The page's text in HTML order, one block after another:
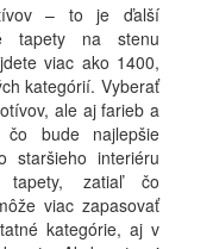
– to je ďalší
tapety na stenu
viac ako 1400,
kategórií. Vyberať
ale aj farieb a
bude najlepšie
staršieho interiéru
tapety, zatiaľ čo
viac zapasovať
kategórie, aj v